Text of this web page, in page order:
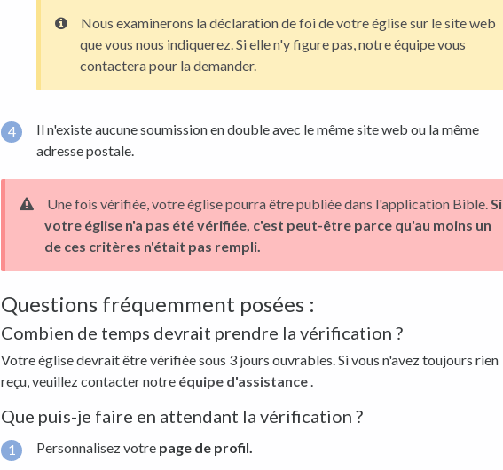
Nous examinerons la déclaration de foi de votre église sur le site web
que vous nous indiquerez. Si elle n'y figure pas, notre équipe vous
contactera pour la demander.
Il n'existe aucune soumission en double avec le même site web ou la même
adresse postale.
Une fois vérifiée, votre église pourra être publiée dans l'application Bible.Si
votre église n'a pas été vérifiée, c'est peut-être parce qu'au moins un
de ces critères n'était pas rempli.
Questions fréquemment posées :
Combien de temps devrait prendre la vérification ?
Votre église devrait être vérifiée sous 3 jours ouvrables. Si vous n'avez toujours rien
reçu, veuillez contacter notre équipe d'assistance.
Que puis-je faire en attendant la vérification ?
Personnalisez votre page de profil.